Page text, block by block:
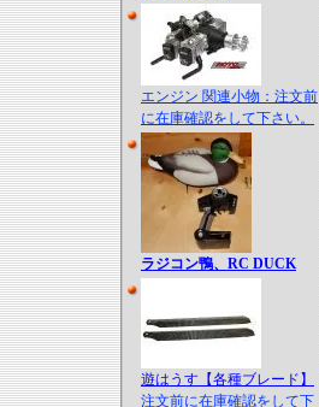
エンジン 関連小物：注文前
に在庫確認をして下さい。
ラジコン鴨、RC DUCK
遊はうす【各種ブレード】
注文前に在庫確認をして下